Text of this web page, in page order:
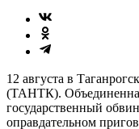
12 августа в
(ТАНТК).
государственный
оправдательном